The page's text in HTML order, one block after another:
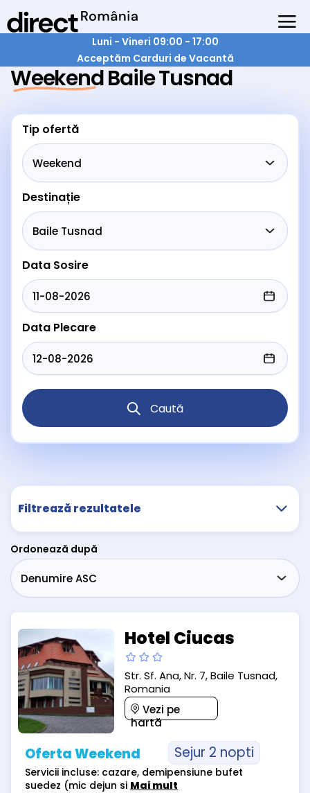
Luni - Vineri 09:00 - 17:00
Acceptăm Carduri de Vacantă
Weekend Baile Tusnad
Tip ofertă
Destinație
Data Sosire
Data Plecare
Caută
Filtrează rezultatele
Ordonează după
Hotel Ciucas
Str. Sf. Ana, Nr. 7, Baile Tusnad,
Romania
Vezi pe
hartă
Oferta Weekend Sejur 2 nopti
Servicii incluse: cazare, demipensiune bufet
suedez (mic dejun si Mai mult